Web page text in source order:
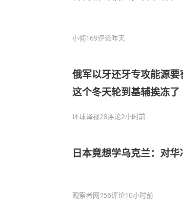
小彻169评论昨天
俄军以牙还牙专攻能源要
这个冬天轮到基辅挨冻了
环球译视28评论2小时前
日本竟想学乌克兰：对
观察者网756评论10小时前